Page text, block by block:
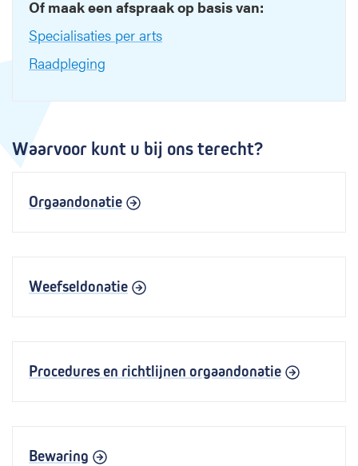
Of maak een afspraak op basis van:
Specialisaties per arts
Raadpleging
Waarvoor kunt u bij ons terecht?
Orgaandonatie
Weefseldonatie
Procedures en richtlijnen orgaandonatie
Bewaring